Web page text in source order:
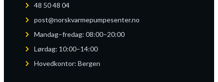
48 50 48 04
post@norskvarmepumpesenter.no
Mandag–fredag: 08:00–20:00
Lørdag: 10:00–14:00
Hovedkontor: Bergen